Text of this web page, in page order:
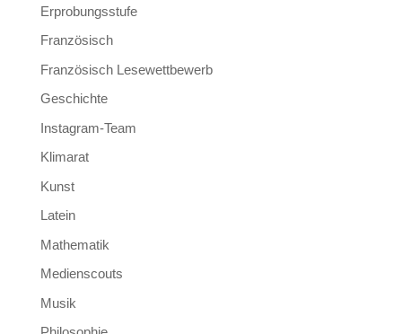
Erprobungsstufe
Französisch
Französisch Lesewettbewerb
Geschichte
Instagram-Team
Klimarat
Kunst
Latein
Mathematik
Medienscouts
Musik